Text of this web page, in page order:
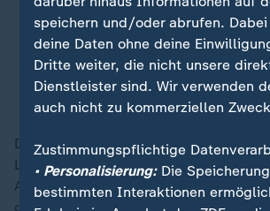
Verbündeten, sondern
für die Zukunft: Verlasst
auf Deutschland.
Thomas Ruttig, Afghanistan-Experte
Die Ortskräfte, die zusammen mit den
Leben riskiert haben, seien bereits
Aber auch die Behandlung der
gefährdeten Afghaninnen und
speichern und/oder abrufen.
deine Daten ohne deine
Dritte weiter, die nicht unsere
Dienstleister sind. Wir verwenden
auch nicht zu kommerziellen
Zustimmungspflichtige
• Personalisierung:Die
bestimmten Interaktionen